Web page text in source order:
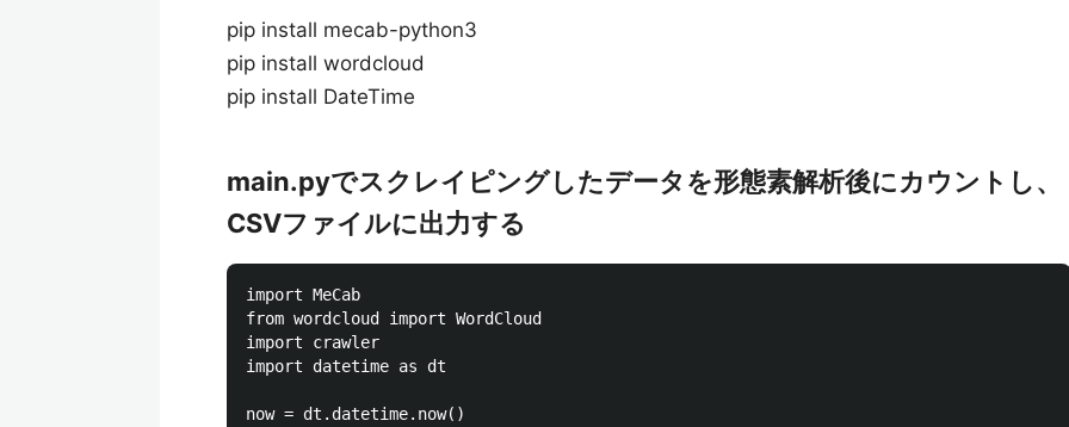
pip install mecab-python3
pip install wordcloud
pip install DateTime
main.pyでスクレイピングしたデータを形態素解析後にカウントし、
CSVファイルに出力する
import MeCab
from wordcloud import WordCloud
import crawler
import datetime as dt
now = dt.datetime.now()